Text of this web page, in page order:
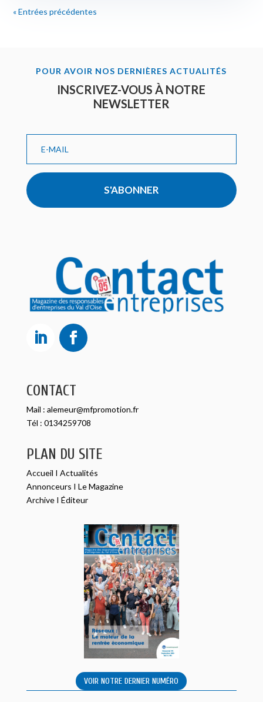
« Entrées précédentes
POUR AVOIR NOS DERNIÈRES ACTUALITÉS
INSCRIVEZ-VOUS À NOTRE
NEWSLETTER
S'ABONNER
CONTACT
Mail : alemeur@mfpromotion.fr
Tél : 0134259708
PLAN DU SITE
Accueil I Actualités
Annonceurs I Le Magazine
Archive I Éditeur
VOIR NOTRE DERNIER NUMÉRO